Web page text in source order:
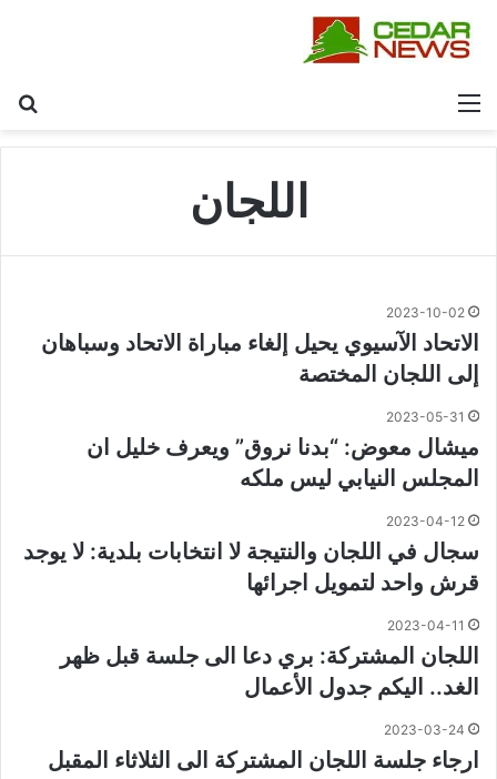
القائمة
اللجان
2023-10-02
الاتحاد الآسيوي يحيل إلغاء مباراة الاتحاد وسباهان
إلى اللجان المختصة
2023-05-31
ميشال معوض: “بدنا نروق” ويعرف خليل ان
المجلس النيابي ليس ملكه
2023-04-12
سجال في اللجان والنتيجة لا انتخابات بلدية: لا يوجد
قرش واحد لتمويل اجرائها
2023-04-11
اللجان المشتركة: بري دعا الى جلسة قبل ظهر
الغد.. اليكم جدول الأعمال
2023-03-24
ارجاء جلسة اللجان المشتركة الى الثلاثاء المقبل